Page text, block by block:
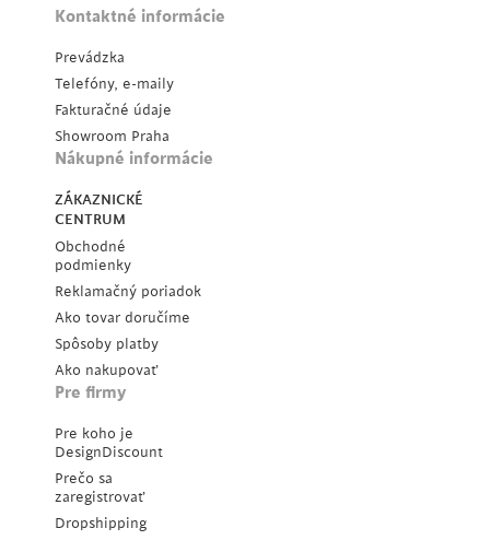
Kontaktné informácie
Prevádzka
Telefóny, e-maily
Fakturačné údaje
Showroom Praha
Nákupné informácie
ZÁKAZNICKÉ
CENTRUM
Obchodné
podmienky
Reklamačný poriadok
Ako tovar doručíme
Spôsoby platby
Ako nakupovať
Pre firmy
Pre koho je
DesignDiscount
Prečo sa
zaregistrovať
Dropshipping